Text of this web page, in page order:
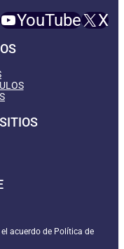
YouTube X
acuerdo de Política de